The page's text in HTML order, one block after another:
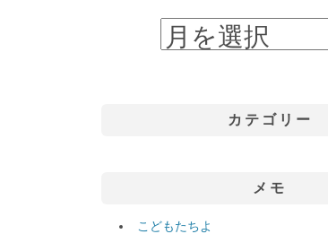
カテゴリー
メモ
こどもたちよ